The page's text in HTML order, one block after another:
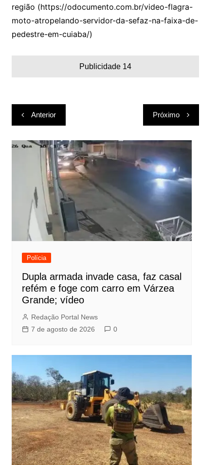
região (https://odocumento.com.br/video-flagra-
moto-atropelando-servidor-da-sefaz-na-faixa-de-
pedestre-em-cuiaba/)
Publicidade 14
Navegação
de
Post
Anterior Próximo
Polícia
Dupla armada invade casa, faz casal
refém e foge com carro em Várzea
Grande; vídeo
Redação Portal News
7 de agosto de 2026
0